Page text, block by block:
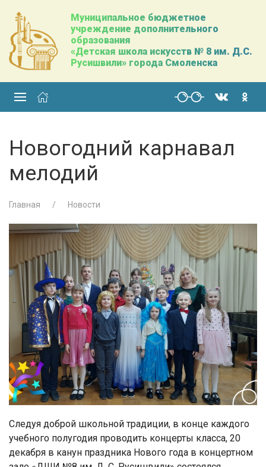
Муниципальное бюджетное
учреждение дополнительного
образования
«Детская школа искусств № 8 им. Д.С.
Русишвили» города Смоленска
Новогодний карнавал
мелодий
Главная Новости
Следуя доброй школьной традиции, в конце каждого
учебного полугодия проводить концерты класса, 20
декабря в канун праздника Нового года в концертном